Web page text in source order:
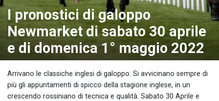
I pronostici di galoppo
Newmarket di sabato 30 aprile
e di domenica 1° maggio 2022
Arrivano le classiche inglesi di galoppo. Si avvicinano sempre di
più gli appuntamenti di spicco della stagione inglese, in un
crescendo rossiniano di tecnica e qualità. Sabato 30 Aprile e